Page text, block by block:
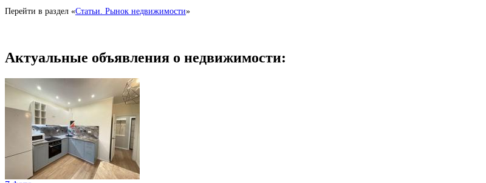
Перейти в раздел «Статьи. Рынок недвижимости»
Актуальные объявления о недвижимости: